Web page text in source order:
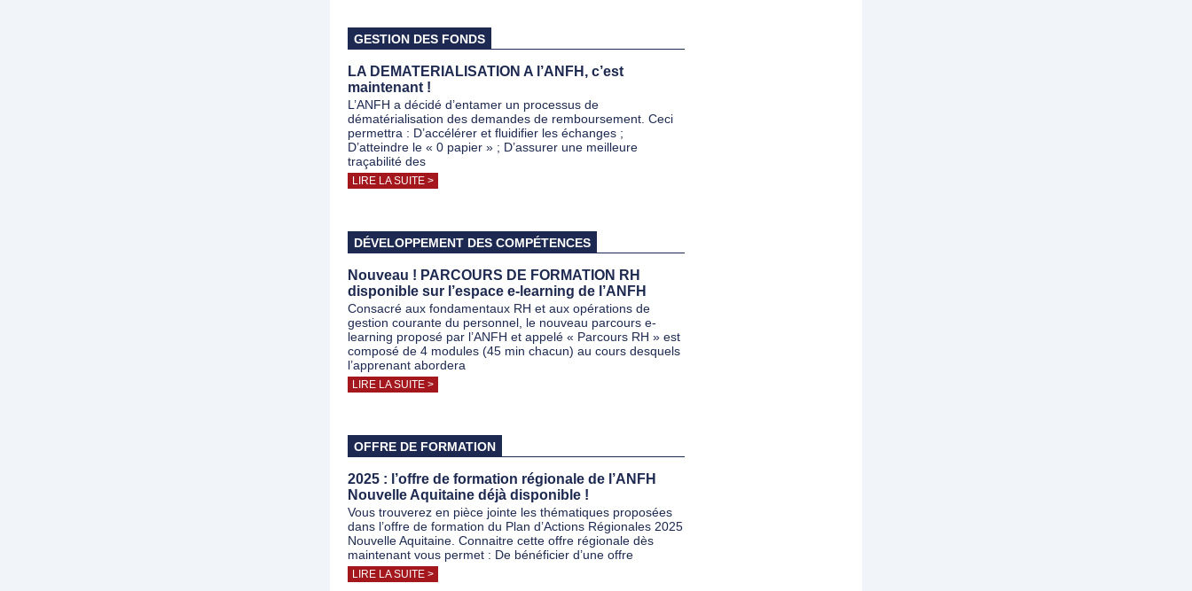
GESTION DES FONDS
LA DEMATERIALISATION A l’ANFH, c’est
maintenant !
L’ANFH a décidé d’entamer un processus de
dématérialisation des demandes de remboursement. Ceci
permettra : D’accélérer et fluidifier les échanges ;
D’atteindre le « 0 papier » ; D’assurer une meilleure
traçabilité des
LIRE LA SUITE >
DÉVELOPPEMENT DES COMPÉTENCES
Nouveau ! PARCOURS DE FORMATION RH
disponible sur l’espace e-learning de l’ANFH
Consacré aux fondamentaux RH et aux opérations de
gestion courante du personnel, le nouveau parcours e-
learning proposé par l’ANFH et appelé « Parcours RH » est
composé de 4 modules (45 min chacun) au cours desquels
l’apprenant abordera
LIRE LA SUITE >
OFFRE DE FORMATION
2025 : l’offre de formation régionale de l’ANFH
Nouvelle Aquitaine déjà disponible !
Vous trouverez en pièce jointe les thématiques proposées
dans l’offre de formation du Plan d’Actions Régionales 2025
Nouvelle Aquitaine. Connaitre cette offre régionale dès
maintenant vous permet : De bénéficier d’une offre
LIRE LA SUITE >